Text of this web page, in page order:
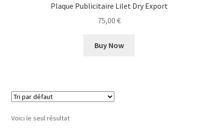
Plaque Publicitaire Lilet Dry Export
75,00 €
Buy Now
Voici le seul résultat